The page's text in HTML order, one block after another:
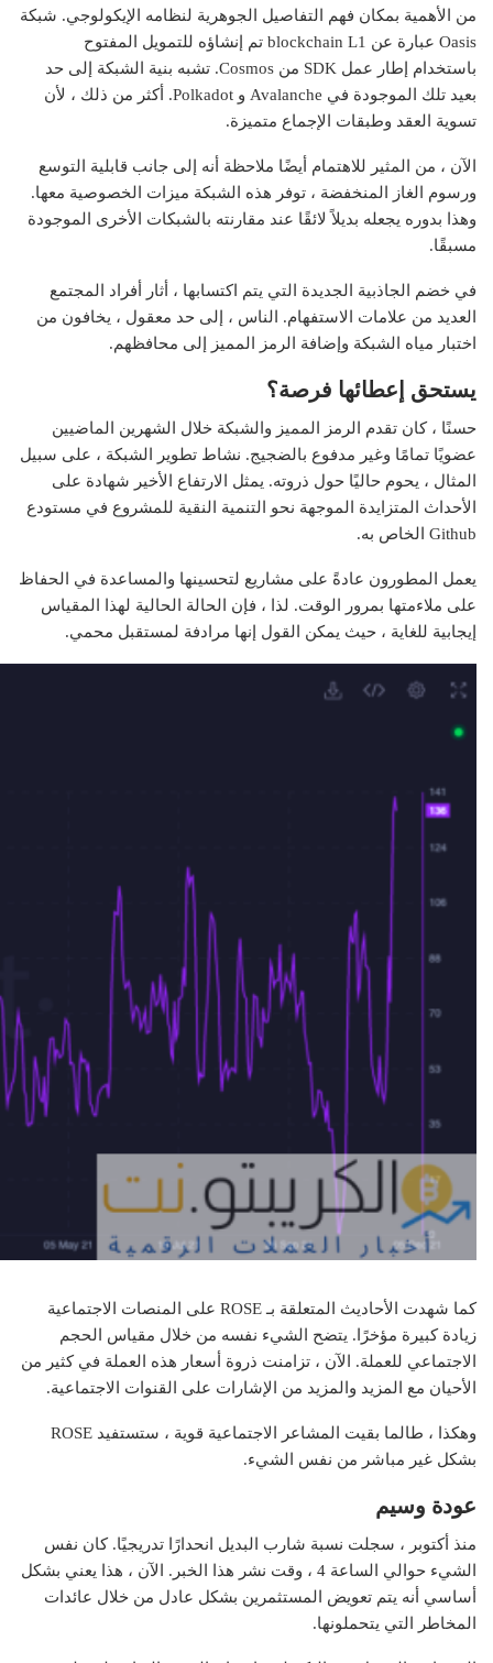
من الأهمية بمكان فهم التفاصيل الجوهرية لنظامه الإيكولوجي. شبكة
Oasis عبارة عن blockchain L1 تم إنشاؤه للتمويل المفتوح
باستخدام إطار عمل SDK من Cosmos. تشبه بنية الشبكة إلى حد
بعيد تلك الموجودة في Avalanche و Polkadot. أكثر من ذلك ، لأن
تسوية العقد وطبقات الإجماع متميزة.
الآن ، من المثير للاهتمام أيضًا ملاحظة أنه إلى جانب قابلية التوسع
ورسوم الغاز المنخفضة ، توفر هذه الشبكة ميزات الخصوصية معها.
وهذا بدوره يجعله بديلاً لائقًا عند مقارنته بالشبكات الأخرى الموجودة
مسبقًا.
في خضم الجاذبية الجديدة التي يتم اكتسابها ، أثار أفراد المجتمع
العديد من علامات الاستفهام. الناس ، إلى حد معقول ، يخافون من
اختبار مياه الشبكة وإضافة الرمز المميز إلى محافظهم.
يستحق إعطائها فرصة؟
حسنًا ، كان تقدم الرمز المميز والشبكة خلال الشهرين الماضيين
عضويًا تمامًا وغير مدفوع بالضجيج. نشاط تطوير الشبكة ، على سبيل
المثال ، يحوم حاليًا حول ذروته. يمثل الارتفاع الأخير شهادة على
الأحداث المتزايدة الموجهة نحو التنمية النقية للمشروع في مستودع
Github الخاص به.
يعمل المطورون عادةً على مشاريع لتحسينها والمساعدة في الحفاظ
على ملاءمتها بمرور الوقت. لذا ، فإن الحالة الحالية لهذا المقياس
إيجابية للغاية ، حيث يمكن القول إنها مرادفة لمستقبل محمي.
كما شهدت الأحاديث المتعلقة بـ ROSE على المنصات الاجتماعية
زيادة كبيرة مؤخرًا. يتضح الشيء نفسه من خلال مقياس الحجم
الاجتماعي للعملة. الآن ، تزامنت ذروة أسعار هذه العملة في كثير من
الأحيان مع المزيد والمزيد من الإشارات على القنوات الاجتماعية.
وهكذا ، طالما بقيت المشاعر الاجتماعية قوية ، ستستفيد ROSE
بشكل غير مباشر من نفس الشيء.
عودة وسيم
منذ أكتوبر ، سجلت نسبة شارب البديل انحدارًا تدريجيًا. كان نفس
الشيء حوالي الساعة 4 ، وقت نشر هذا الخبر. الآن ، هذا يعني بشكل
أساسي أنه يتم تعويض المستثمرين بشكل عادل من خلال عائدات
المخاطر التي يتحملونها.